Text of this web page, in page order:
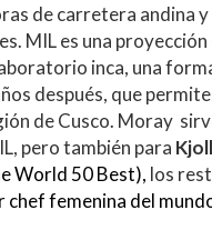
de carretera andina
MIL es una proyección
inca, una
después, que
de Cusco. Moray
pero también para
World 50 Best), los
chef femenina del